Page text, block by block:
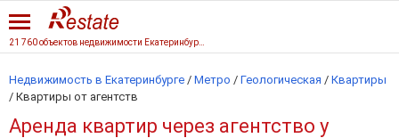
Недвижимость в Екатеринбурге / Метро / Геологическая / Квартиры
/ Квартиры от агентств
Аренда квартир через агентство у